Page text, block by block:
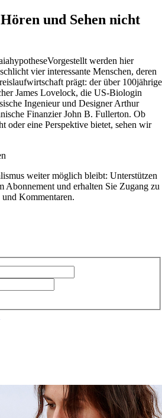
und Sehen nicht
werden hier
vier interessante Menschen, deren
prägt: der über 100jährige
James Lovelock, die US-Biologin
Ingenieur und Designer Arthur
Finanzier John B. Fullerton. Ob
oder eine Perspektive bietet, sehen wir
weiter möglich bleibt: Unterstützen
Abonnement und erhalten Sie Zugang zu
Kommentaren.